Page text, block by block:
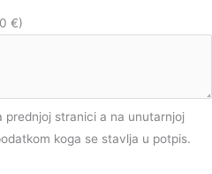
€)
prednjoj stranici a na unutarnjoj
koga se stavlja u potpis.